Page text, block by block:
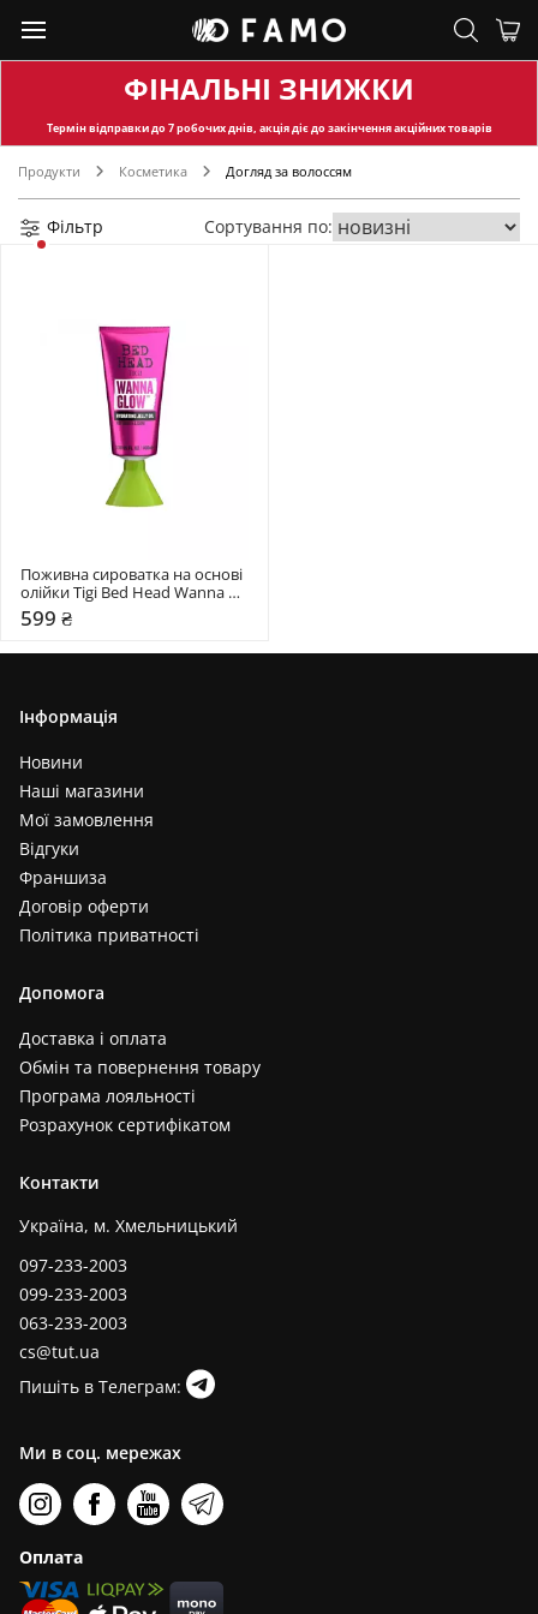
ФІНАЛЬНІ ЗНИЖКИ
Термін відправкидо 7 робочих днів, акція діє до закінчення акційних товарів
Продукти Косметика Догляд за волоссям
Фільтр Сортування по:
Поживна сироватка на основі
олійки Tigi Bed Head Wanna
Glow
599 ₴
Інформація
Новини
Наші магазини
Мої замовлення
Відгуки
Франшиза
Договір оферти
Політика приватності
Допомога
Доставка і оплата
Обмін та повернення товару
Програма лояльності
Розрахунок сертифікатом
Контакти
Україна, м. Хмельницький
097-233-2003
099-233-2003
063-233-2003
cs@tut.ua
Пишіть в Телеграм:
Ми в соц. мережах
Оплата